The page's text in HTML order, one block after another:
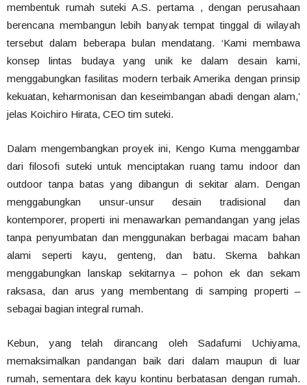
membentuk rumah suteki A.S. pertama , dengan perusahaan
berencana membangun lebih banyak tempat tinggal di wilayah
tersebut dalam beberapa bulan mendatang. ‘Kami membawa
konsep lintas budaya yang unik ke dalam desain kami,
menggabungkan fasilitas modern terbaik Amerika dengan prinsip
kekuatan, keharmonisan dan keseimbangan abadi dengan alam,’
jelas Koichiro Hirata, CEO tim suteki.
Dalam mengembangkan proyek ini, Kengo Kuma menggambar
dari filosofi suteki untuk menciptakan ruang tamu indoor dan
outdoor tanpa batas yang dibangun di sekitar alam. Dengan
menggabungkan unsur-unsur desain tradisional dan
kontemporer, properti ini menawarkan pemandangan yang jelas
tanpa penyumbatan dan menggunakan berbagai macam bahan
alami seperti kayu, genteng, dan batu. Skema bahkan
menggabungkan lanskap sekitarnya – pohon ek dan sekam
raksasa, dan arus yang membentang di samping properti –
sebagai bagian integral rumah.
Kebun, yang telah dirancang oleh Sadafumi Uchiyama,
memaksimalkan pandangan baik dari dalam maupun di luar
rumah, sementara dek kayu kontinu berbatasan dengan rumah.